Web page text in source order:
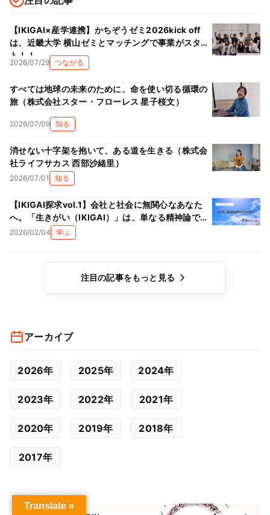
【IKIGAI×産学連携】かちぞうゼミ2026kick off
は、近畿大学 横山ゼミとマッチングで事業がスター
ト！！
2026/07/29 つながる
すべては地球の未来のために、命を使い切る循環の
旅（株式会社スター・フローレス 星子桜文）
2026/07/09 知る
消せない十字架を抱いて、ある道を生きる（株式会
社ライフサカス 西部沙緒里）
2026/07/01 知る
【IKIGAI探求vol.1】会社と社会に無関心なあなた
へ。「生きがい（IKIGAI）」は、単なる精神論では
ない理由
2026/02/04 学ぶ
注目の記事をもっと見る
アーカイブ
2026年 2025年 2024年
2023年 2022年 2021年
2020年 2019年 2018年
2017年
Translate »